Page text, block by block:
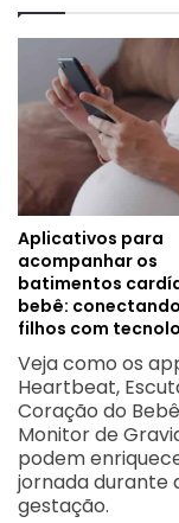
Aplicativos para
acompanhar os
batimentos
bebê:
filhos com
Veja como os
Heartbeat,
Coração do
Monitor de
podem
jornada durante
gestação.